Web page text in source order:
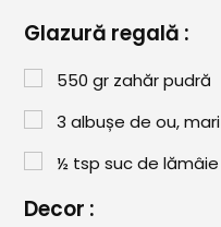
Comunitatea
Librărie
Adaugă o rețetă
Cum adăugăm o rețetă
Glazură regală :
550 gr zahăr pudră
3 albușe de ou, mari
½ tsp suc de lămâie
Decor :